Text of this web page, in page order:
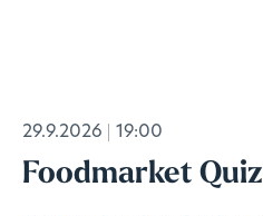
29.9.2026 19:00
Foodmarket Quiz